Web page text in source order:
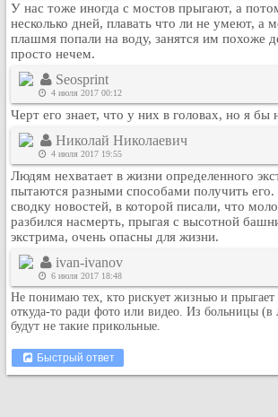
У нас тоже иногда с мостов прыгают, а
несколько дней, плавать что ли не умеют, а
плашмя попали на воду, занятся им похоже
просто нечем.
Seosprint
4 июля 2017 00:12
Черт его знает, что у них в головах, но я бы
Николай Николаевич
4 июля 2017 19:55
Людям нехватает в жизни определенного
пытаются разными способами получить
сводку новостей, в которой писали, что
разбился насмерть, прыгая с высотной
экстрима, очень опасны для жизни.
ivan-ivanov
6 июля 2017 18:48
Не понимаю тех, кто рискует жизнью и прыгает
откуда-то ради фото или видео. Из больницы (в
будут не такие прикольные.
Быстрый ответ